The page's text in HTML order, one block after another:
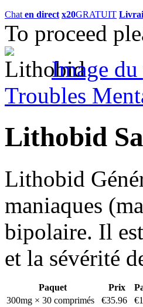
Chat en direct x20GRATUIT
To proceed
Image
Troubles
Lithobid
Lithobid
maniaques
bipolaire. Il
et la sévérité
Paquet Prix
300mg × 30 comprimés
€35.96